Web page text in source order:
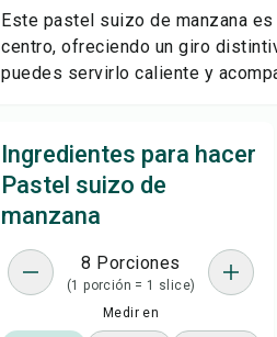
Este pastel suizo de manzana
centro, ofreciendo un giro
puedes servirlo caliente y
Ingredientes para hacer
Pastel suizo de
manzana
8 Porciones
(1 porción = 1 slice)
Medir en